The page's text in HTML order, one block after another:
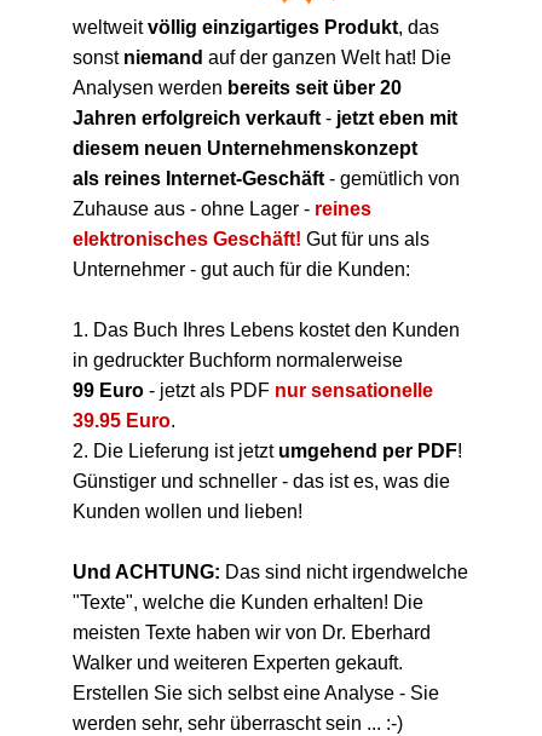
weltweitvöllig einzigartiges Produkt, das
sonst niemand auf der ganzen Welt hat! Die
Analysen werden bereits seit über 20
Jahren erfolgreich verkauft- jetzt eben mit
diesem neuen Unternehmenskonzept
als reines Internet-Geschäft- gemütlich von
Zuhause aus - ohne Lager - reines
elektronisches Geschäft! Gut für uns als
Unternehmer - gut auch für die Kunden:
1. Das Buch Ihres Lebens kostet den Kunden
in gedruckter Buchform normalerweise
99 Euro - jetzt als PDF nur sensationelle
39.95 Euro.
2. Die Lieferung ist jetzt umgehend per PDF!
Günstiger und schneller - das ist es, was die
Kunden wollen und lieben!
Und ACHTUNG: Das sind nicht irgendwelche
"Texte", welche die Kunden erhalten! Die
meisten Texte haben wir von Dr. Eberhard
Walker und weiteren Experten gekauft.
Erstellen Sie sich selbst eine Analyse - Sie
werden sehr, sehr überrascht sein ... :-)